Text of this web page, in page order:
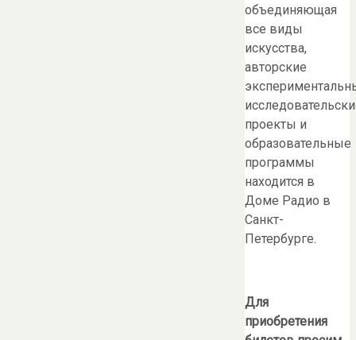
объединяющая
все виды
искусства,
авторские
проекты и
образовательные
программы
находится в
Доме Радио в
Санкт-
Петербурге.
Для
приобретения